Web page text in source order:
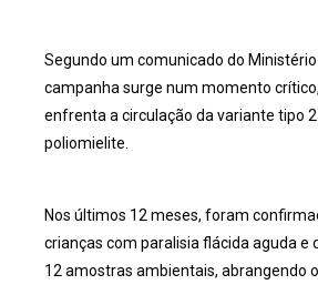
Segundo um comunicado do Ministério
campanha surge num momento
enfrenta a circulação da variante tipo
poliomielite.
Nos últimos 12 meses, foram
crianças com paralisia flácida aguda e
12 amostras ambientais, abrangendo